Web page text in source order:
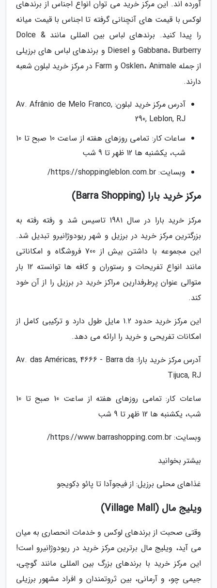
آورده اند. این مرکز خرید می توان انواع اجناس از برندهای
لوکس با قیمت های آنچنانی گرفته تا اجناس با قیمت میانه
را پیدا کنید. برندهای لباس بین المللی مانند Dolce &
Gabbana، Burberry و Diesel و برندهای لباس های برزیلی
از جمله Osklen، Animale و Farm در مرکز خرید لبلون شعبه
دارند.
آدرس مرکز خرید لبلون: Av. Afrânio de Melo Franco,
290, Leblon, RJ
ساعات کار: تمامی روزهای هفته از ساعت 10 صبح تا 10
شب، یکشنبه ها 12 ظهر تا 9 شب
وبسایت: https://shoppingleblon.com.br/
مرکز خرید بارا (Barra Shopping)
مرکز خرید بارا در سال 1981 تاسیس شد و رفته رفته به
بزرگترین مرکز خرید در برزیل و شهر ریودوژانیرو تبدیل شد.
این مجموعه با داشتن بیش از 700 فروشگاه و امکاناتی
مانند انواع تفریحات و رستوران و کافه ها توانسته 12 بار
متوالی عنوان پرطرفدارین مراکز خرید در برزیل را از آن خود
کند.
این مرکز خرید حدود 1.2 مایل طول دارد و ترکیبی کامل از
امکانات تفریحی و خرید را ارائه می دهد.
آدرس مرکز خرید بارا: Av. das Américas, 4666 - Barra da
Tijuca, RJ
ساعات کار: تمامی روزهای هفته از ساعت 10 صبح تا 10
شب، یکشنبه ها 12 ظهر تا 9 شب
وبسایت: https://www.barrashopping.com.br/
بیشتر بخوانید
غذاهای محلی برزیل: از فیجوآدا تا پائو دِکویجو
ویلیج مال (Village Mall)
وقتی صحبت از برندهای لوکس و خدمات انحصاری به میان
می آید، ویلیج مال برترین مرکز خرید در ریودوژانیرو است!
این مرکز خرید با برندهای بزرگ بین المللی مانند گوچی،
جیمی چو، و آرمانی، بین ثروتمندان و افراد مشهور برزیلی